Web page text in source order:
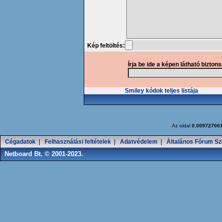
Kép feltöltés:
Írja be ide a képen látható
Smiley kódok teljes listája
Az oldal
Cégadatok Felhasználási feltételek Adatvédelem Általános Fórum
Netboard Bt. © 2001-2023.